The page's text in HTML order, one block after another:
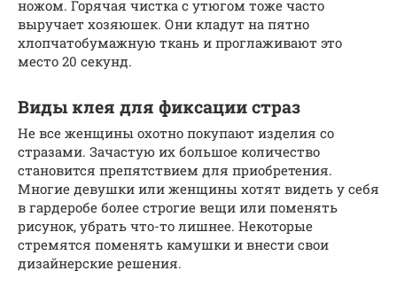
ножом. Горячая чистка с утюгом тоже часто
выручает хозяюшек. Они кладут на пятно
хлопчатобумажную ткань и проглаживают это
место 20 секунд.
Виды клея для фиксации страз
Не все женщины охотно покупают изделия со
стразами. Зачастую их большое количество
становится препятствием для приобретения.
Многие девушки или женщины хотят видеть у себя
в гардеробе более строгие вещи или поменять
рисунок, убрать что-то лишнее. Некоторые
стремятся поменять камушки и внести свои
дизайнерские решения.